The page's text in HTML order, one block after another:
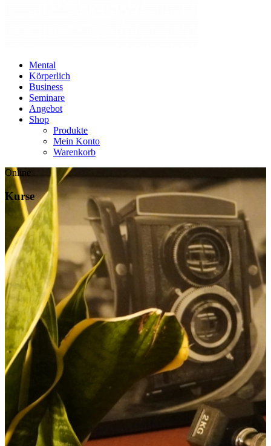
Mental
Körperlich
Business
Seminare
Angebot
Shop
Produkte
Mein Konto
Warenkorb
Online
Kurse